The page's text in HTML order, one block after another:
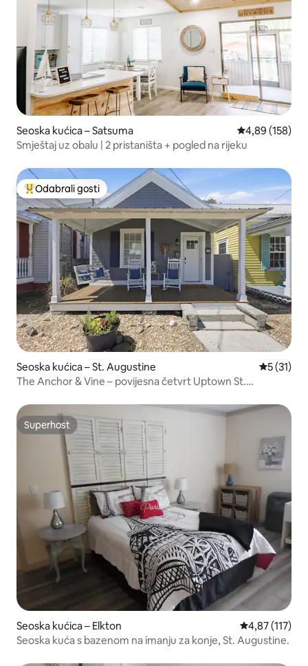
Seoska kućica – Satsuma Prosječna
4,89 (158)
Smještaj uz obalu | 2 pristaništa + pogled na rijeku
Među najviše rangiranima s oznakom „Odabrali gosti”
Odabrali gosti
Seoska kućica – St. Augustine Prosječna
5 (31)
The Anchor & Vine – povijesna četvrt Uptown St.
Superhost
Superhost
Seoska kućica – Elkton Prosječna
4,87 (117)
Seoska kuća s bazenom na imanju za konje, St. Augustine.